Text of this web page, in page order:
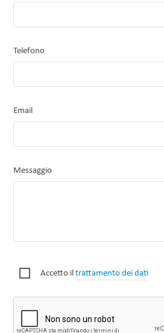
Telefono
Email
Messaggio
Accetto iltrattamento dei dati